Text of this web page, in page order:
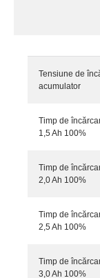
Tensiune de
acumulator
Timp de
1,5 Ah 100%
Timp de
2,0 Ah 100%
Timp de
2,5 Ah 100%
Timp de
3,0 Ah 100%